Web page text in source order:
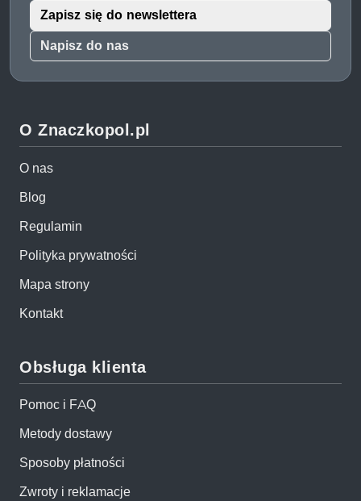
Napisz do nas
Zapisz się do newslettera
O Znaczkopol.pl
O nas
Blog
Regulamin
Polityka prywatności
Mapa strony
Kontakt
Obsługa klienta
Pomoc i FAQ
Metody dostawy
Sposoby płatności
Zwroty i reklamacje